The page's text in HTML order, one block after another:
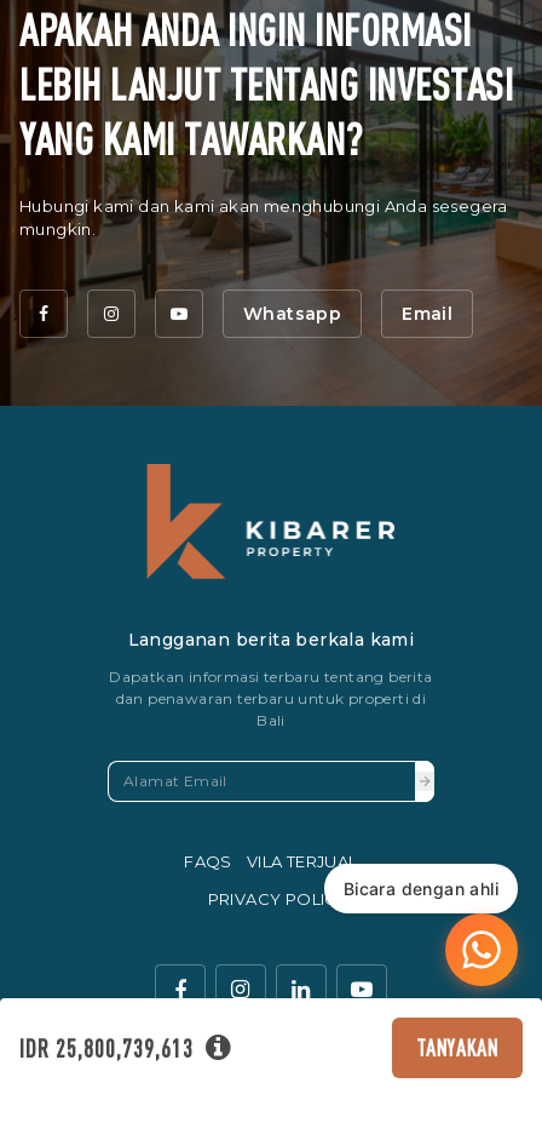
APAKAH ANDA INGIN INFORMASI
LEBIH LANJUT TENTANG INVESTASI
YANG KAMI TAWARKAN?
Hubungi kami dan kami akan menghubungi Anda sesegera
mungkin.
Whatsapp Email
IDR 25,800,739,613 TANYAKAN
Langganan berita berkala kami
Dapatkan informasi terbaru tentang berita
dan penawaran terbaru untuk properti di
Bali
FAQS
VILA TERJUAL
PRIVACY POLICY
Mata uang resmi perdagangan di Indonesia adalah Rupiah.
Bicara dengan ahli